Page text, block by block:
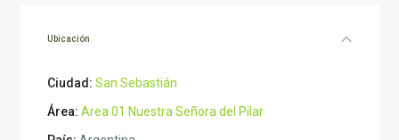
Ubicación
Ciudad: San Sebastián
Área: Area 01 Nuestra Señora del Pilar